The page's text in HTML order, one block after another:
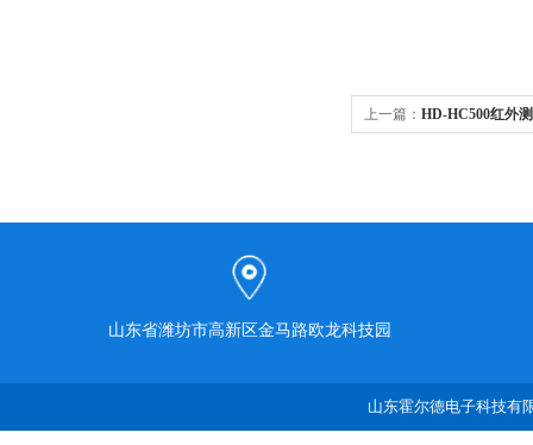
上一篇： HD-HC500红外
山东省潍坊市高新区金马路欧龙科技园
山东霍尔德电子科技有